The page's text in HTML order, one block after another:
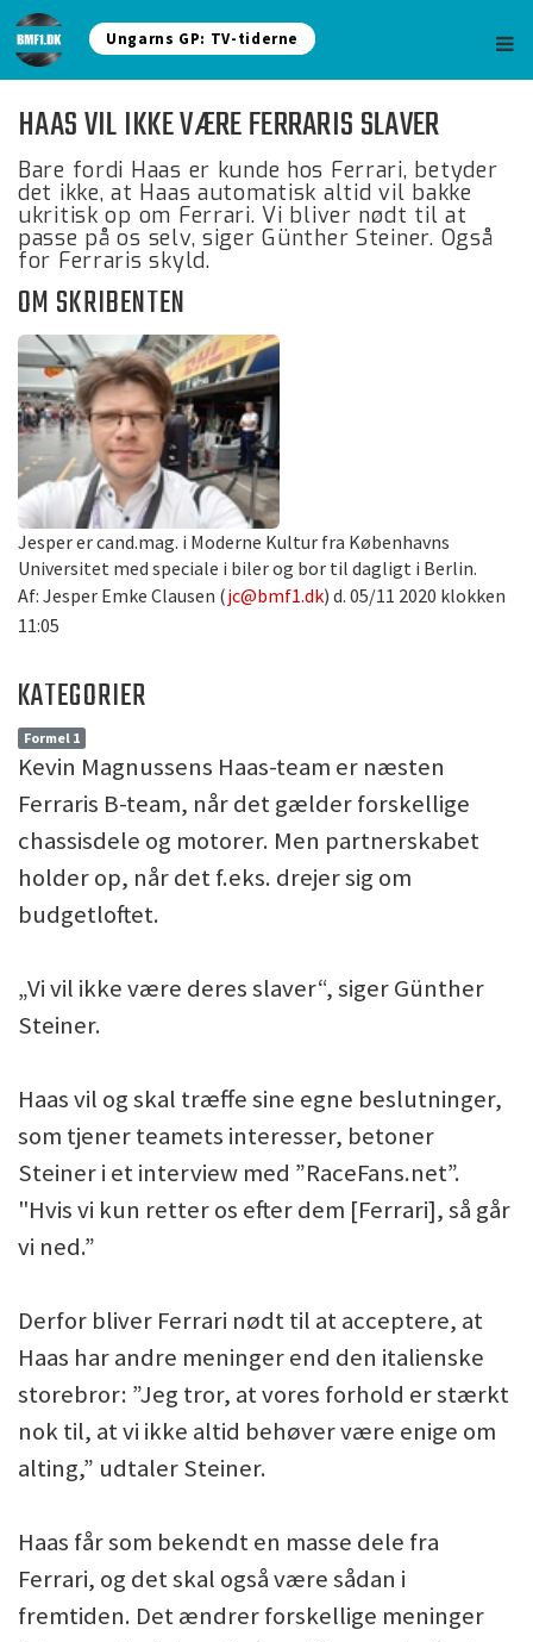
Ungarns GP: TV-tiderne
HAAS VIL IKKE VÆRE FERRARIS SLAVER
Bare fordi Haas er kunde hos Ferrari, betyder
det ikke, at Haas automatisk altid vil bakke
ukritisk op om Ferrari. Vi bliver nødt til at
passe på os selv, siger Günther Steiner. Også
for Ferraris skyld.
OM SKRIBENTEN
Jesper er cand.mag. i Moderne Kultur fra Københavns
Universitet med speciale i biler og bor til dagligt i Berlin.
Af: Jesper Emke Clausen (jc@bmf1.dk) d. 05/11 2020 klokken
11:05
KATEGORIER
Formel 1
Kevin Magnussens Haas-team er næsten
Ferraris B-team, når det gælder forskellige
chassisdele og motorer. Men partnerskabet
holder op, når det f.eks. drejer sig om
budgetloftet.
„Vi vil ikke være deres slaver“, siger Günther
Steiner.
Haas vil og skal træffe sine egne beslutninger,
som tjener teamets interesser, betoner
Steiner i et interview med ”RaceFans.net”.
"Hvis vi kun retter os efter dem [Ferrari], så går
vi ned.”
Derfor bliver Ferrari nødt til at acceptere, at
Haas har andre meninger end den italienske
storebror: ”Jeg tror, at vores forhold er stærkt
nok til, at vi ikke altid behøver være enige om
alting,” udtaler Steiner.
Haas får som bekendt en masse dele fra
Ferrari, og det skal også være sådan i
fremtiden. Det ændrer forskellige meninger